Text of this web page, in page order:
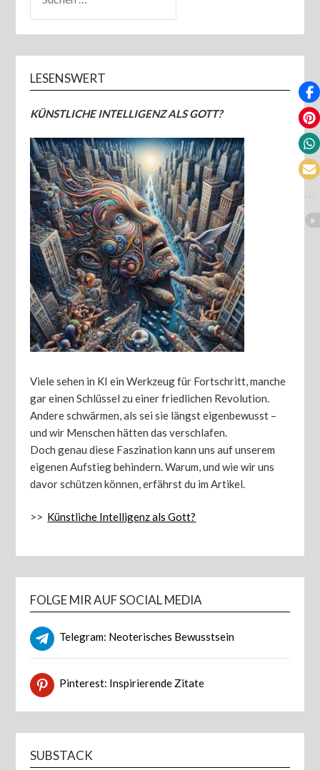
NACH:
LESENSWERT
KÜNSTLICHE INTELLIGENZ ALS GOTT?
Viele sehen in KI ein Werkzeug für Fortschritt, manche
gar einen Schlüssel zu einer friedlichen Revolution.
Andere schwärmen, als sei sie längst eigenbewusst –
und wir Menschen hätten das verschlafen.
Doch genau diese Faszination kann uns auf unserem
eigenen Aufstieg behindern. Warum, und wie wir uns
davor schützen können, erfährst du im Artikel.
>> Künstliche Intelligenz als Gott?
FOLGE MIR AUF SOCIAL MEDIA
Telegram: Neoterisches Bewusstsein
Pinterest: Inspirierende Zitate
SUBSTACK